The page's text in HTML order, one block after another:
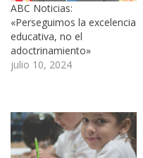
ABC Noticias:
«Perseguimos la excelencia
educativa, no el
adoctrinamiento»
julio 10, 2024